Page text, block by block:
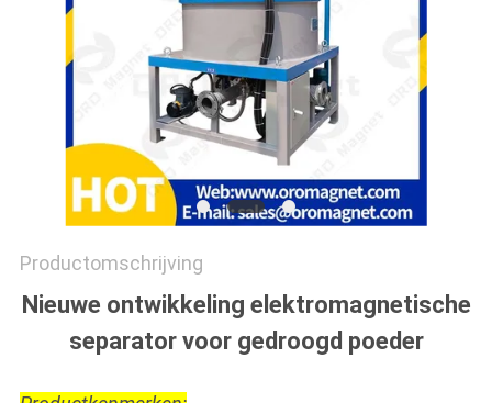
Productomschrijving
Nieuwe ontwikkeling elektromagnetische
separator voor gedroogd poeder